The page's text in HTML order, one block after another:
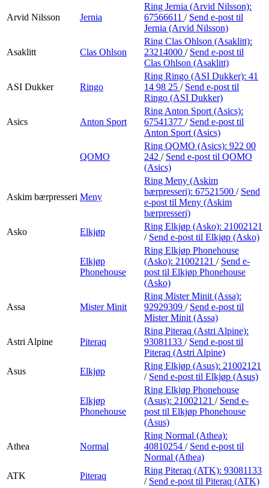
Arvid Nilsson Jernia
Ring Jernia (Arvid Nilsson):
67566611 / Send e-post til
Jernia (Arvid Nilsson)
Asaklitt Clas Ohlson
Ring Clas Ohlson (Asaklitt):
23214000 / Send e-post til
Clas Ohlson (Asaklitt)
ASI Dukker Ringo
Ring Ringo (ASI Dukker): 41
14 98 25 / Send e-post til
Ringo (ASI Dukker)
Asics Anton Sport
Ring Anton Sport (Asics):
67541377 / Send e-post til
Anton Sport (Asics)
QOMO
Ring QOMO (Asics): 922 00
242 / Send e-post til QOMO
(Asics)
Askim bærpresseri Meny
Ring Meny (Askim
bærpresseri): 67521500 / Send
e-post til Meny (Askim
bærpresseri)
Asko
Elkjøp
Ring Elkjøp (Asko): 21002121
/ Send e-post til Elkjøp (Asko)
Elkjøp
Phonehouse
Ring Elkjøp Phonehouse
(Asko): 21002121 / Send e-
post til Elkjøp Phonehouse
(Asko)
Assa Mister Minit
Ring Mister Minit (Assa):
92929309 / Send e-post til
Mister Minit (Assa)
Astri Alpine Piteraq
Ring Piteraq (Astri Alpine):
93081133 / Send e-post til
Piteraq (Astri Alpine)
Asus
Elkjøp
Ring Elkjøp (Asus): 21002121
/ Send e-post til Elkjøp (Asus)
Elkjøp
Phonehouse
Ring Elkjøp Phonehouse
(Asus): 21002121 / Send e-
post til Elkjøp Phonehouse
(Asus)
Athea Normal
Ring Normal (Athea):
40810254 / Send e-post til
Normal (Athea)
ATK
Piteraq
Ring Piteraq (ATK): 93081133
/ Send e-post til Piteraq (ATK)